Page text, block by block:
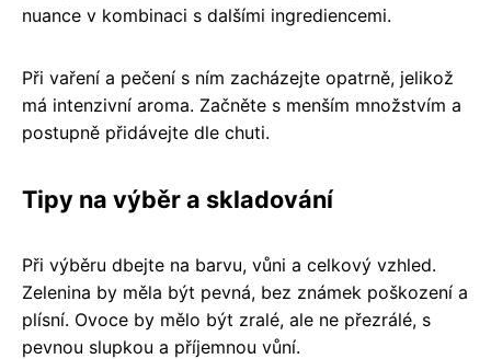
nuance v kombinaci s dalšími ingrediencemi.
Při vaření a pečení s ním zacházejte opatrně, jelikož
má intenzivní aroma. Začněte s menším množstvím a
postupně přidávejte dle chuti.
Tipy na výběr a skladování
Při výběru dbejte na barvu, vůni a celkový vzhled.
Zelenina by měla být pevná, bez známek poškození a
plísní. Ovoce by mělo být zralé, ale ne přezrálé, s
pevnou slupkou a příjemnou vůní.